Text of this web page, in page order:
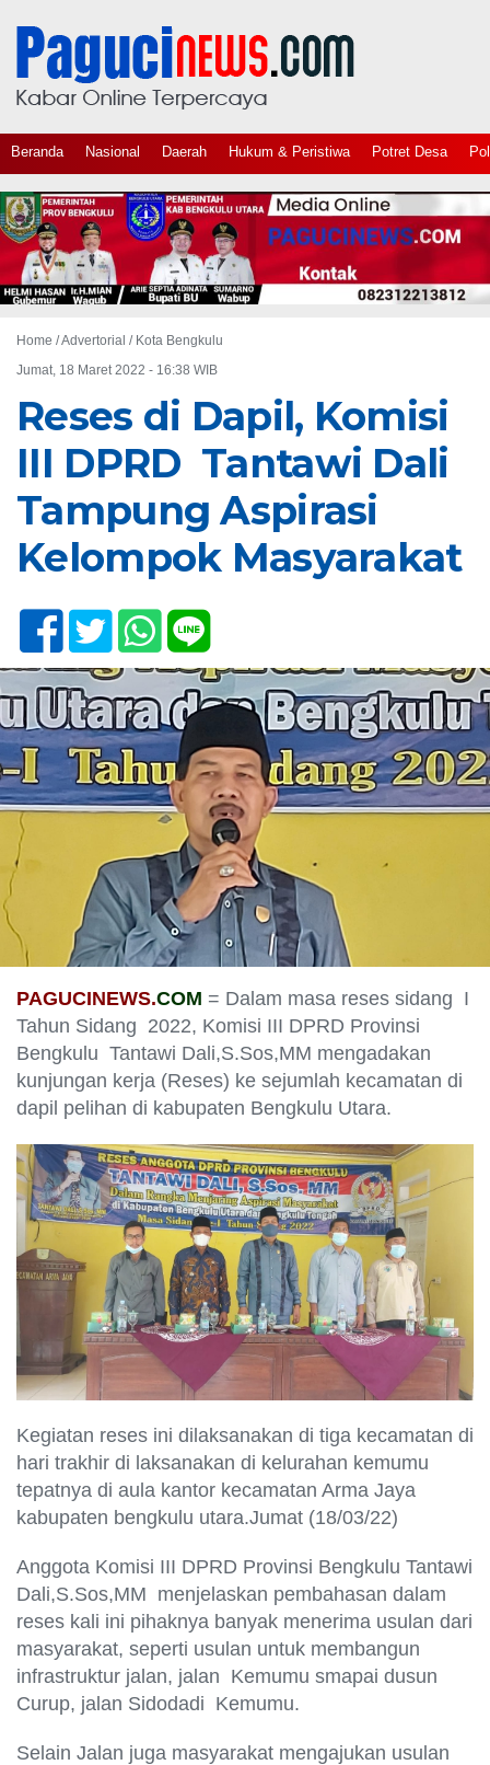
Beranda Nasional Daerah Hukum & Peristiwa Potret Desa
Home /Advertorial / Kota Bengkulu
Jumat, 18 Maret 2022 - 16:38 WIB
Reses di Dapil, Komisi
III DPRD Tantawi Dali
Tampung Aspirasi
Kelompok Masyarakat
PAGUCINEWS.COM = Dalam masa reses sidang I
Tahun Sidang 2022, Komisi III DPRD Provinsi
Bengkulu Tantawi Dali,S.Sos,MM mengadakan
kunjungan kerja (Reses) ke sejumlah kecamatan di
dapil pelihan di kabupaten Bengkulu Utara.
Kegiatan reses ini dilaksanakan di tiga kecamatan di
hari trakhir di laksanakan di kelurahan kemumu
tepatnya di aula kantor kecamatan Arma Jaya
kabupaten bengkulu utara.Jumat (18/03/22)
Anggota Komisi III DPRD Provinsi Bengkulu Tantawi
Dali,S.Sos,MM menjelaskan pembahasan dalam
reses kali ini pihaknya banyak menerima usulan dari
masyarakat, seperti usulan untuk membangun
infrastruktur jalan, jalan Kemumu smapai dusun
Curup, jalan Sidodadi Kemumu.
Selain Jalan juga masyarakat mengajukan usulan